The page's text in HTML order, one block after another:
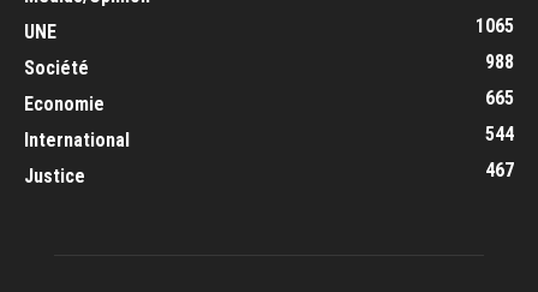
UNE
1065
Société
988
Economie
665
International
544
Justice
467